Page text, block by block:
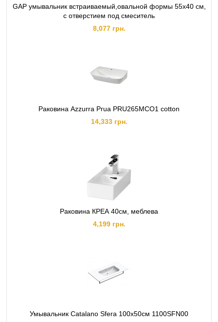
GAP умывальник встраиваемый,овальной формы 55x40 cм,
с отверстием под смеситель
8,077 грн.
Раковина Azzurra Prua PRU265MCO1 cotton
14,333 грн.
Раковина КРЕА 40см, меблева
4,199 грн.
Умывальник Catalano Sfera 100x50см 1100SFN00